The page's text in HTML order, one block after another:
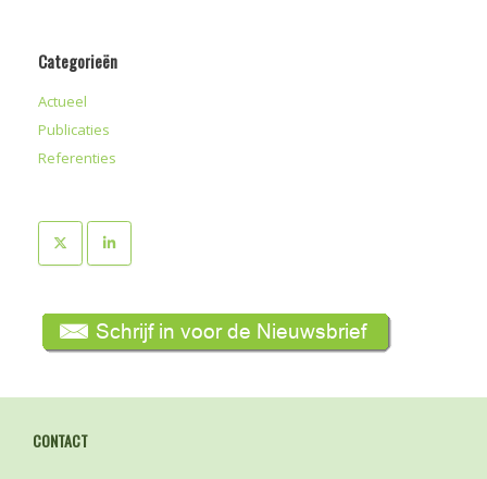
Categorieën
Actueel
Publicaties
Referenties
CONTACT